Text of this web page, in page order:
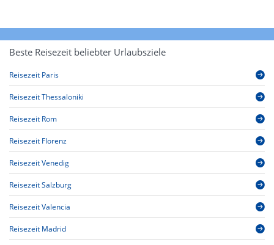
Beste Reisezeit beliebter Urlaubsziele
Reisezeit Paris
Reisezeit Thessaloniki
Reisezeit Rom
Reisezeit Florenz
Reisezeit Venedig
Reisezeit Salzburg
Reisezeit Valencia
Reisezeit Madrid